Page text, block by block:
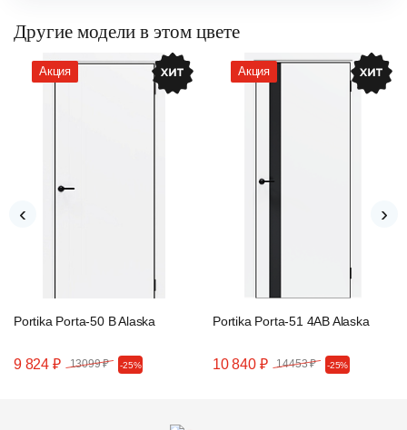
Другие модели в этом цвете
Акция
Portika Porta-50 B Alaska
9 824 ₽ 13099 ₽ -25%
Акция
Portika Porta-51 4AB Alaska
10 840 ₽ 14453 ₽ -25%
‹ ›